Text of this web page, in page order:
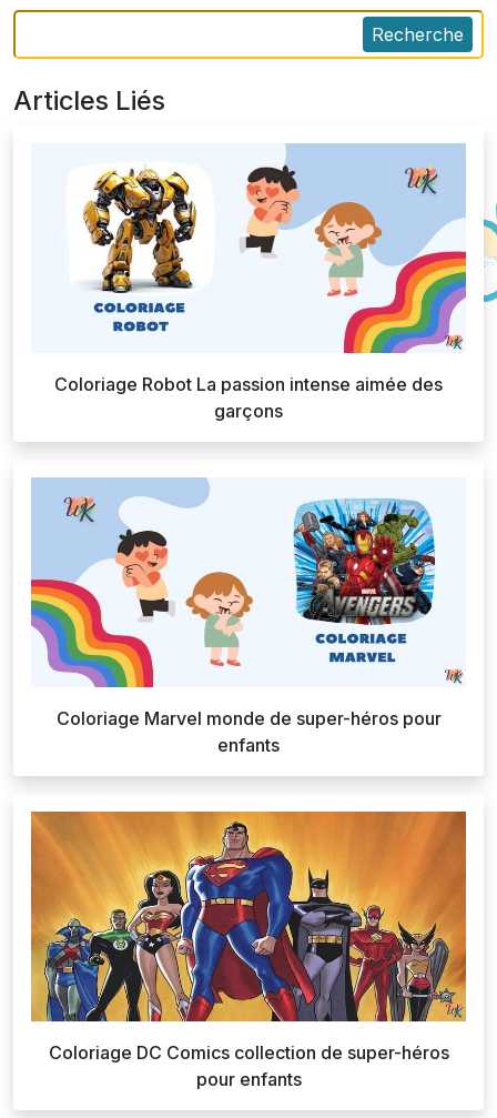
Recherche
Articles Liés
Coloriage Robot La passion intense aimée des
garçons
Coloriage Marvel monde de super-héros pour
enfants
Coloriage DC Comics collection de super-héros
pour enfants